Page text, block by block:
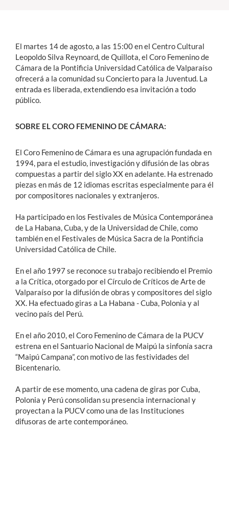
English
El martes 14 de agosto, a las 15:00 en el Centro Cultural
Leopoldo Silva Reynoard, de Quillota, el Coro Femenino de
Cámara de la Pontificia Universidad Católica de Valparaíso
ofrecerá a la comunidad su Concierto para la Juventud. La
entrada es liberada, extendiendo esa invitación a todo
público.
SOBRE EL CORO FEMENINO DE CÁMARA:
El Coro Femenino de Cámara es una agrupación fundada en
1994, para el estudio, investigación y difusión de las obras
compuestas a partir del siglo XX en adelante. Ha estrenado
piezas en más de 12 idiomas escritas especialmente para él
por compositores nacionales y extranjeros.
Ha participado en los Festivales de Música Contemporánea
de La Habana, Cuba, y de la Universidad de Chile, como
también en el Festivales de Música Sacra de la Pontificia
Universidad Católica de Chile.
En el año 1997 se reconoce su trabajo recibiendo el Premio
a la Crítica, otorgado por el Círculo de Críticos de Arte de
Valparaíso por la difusión de obras y compositores del siglo
XX. Ha efectuado giras a La Habana - Cuba, Polonia y al
vecino país del Perú.
En el año 2010, el Coro Femenino de Cámara de la PUCV
estrena en el Santuario Nacional de Maipú la sinfonía sacra
“Maipú Campana”, con motivo de las festividades del
Bicentenario.
A partir de ese momento, una cadena de giras por Cuba,
Polonia y Perú consolidan su presencia internacional y
proyectan a la PUCV como una de las Instituciones
difusoras de arte contemporáneo.